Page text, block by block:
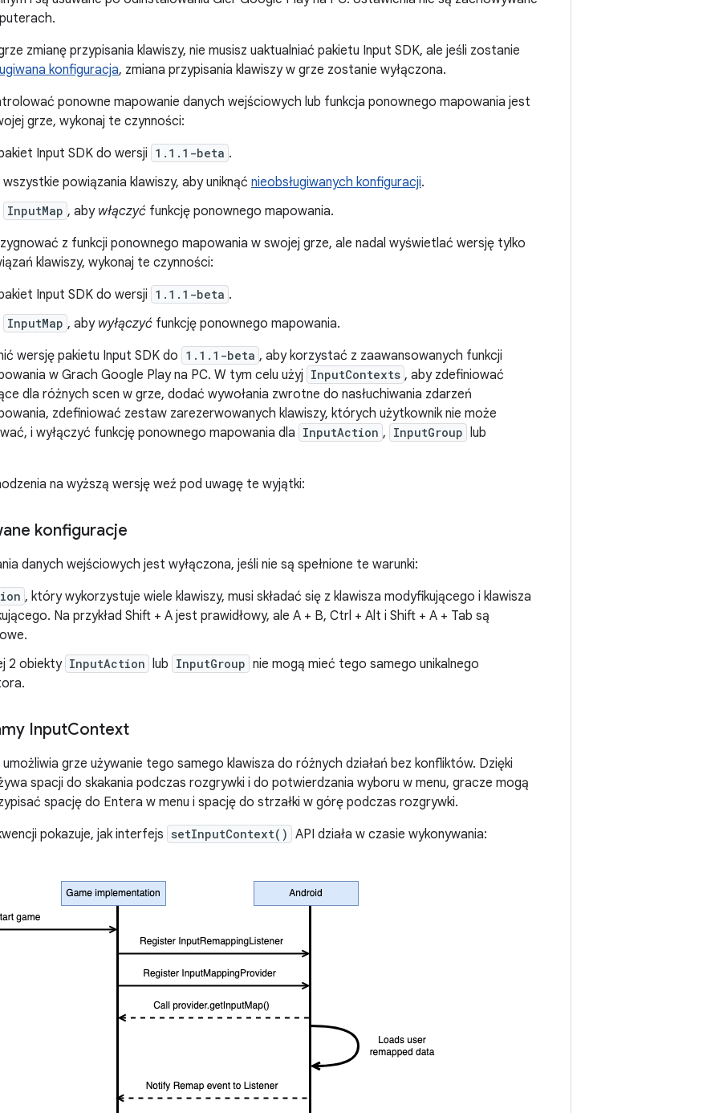
zmianę przypisania klawiszy, nie musisz uaktualniać pakietu Input SDK, ale jeśli zostanie
konfiguracja, zmiana przypisania klawiszy w grze zostanie wyłączona.
ponowne mapowanie danych wejściowych lub funkcja ponownego mapowania jest
grze, wykonaj te czynności:
Input SDK do wersji 1.1.1-beta .
powiązania klawiszy, aby uniknąć nieobsługiwanych konfiguracji.
InputMap , aby włączyć funkcję ponownego mapowania.
z funkcji ponownego mapowania w swojej grze, ale nadal wyświetlać wersję tylko
klawiszy, wykonaj te czynności:
Input SDK do wersji 1.1.1-beta .
InputMap , aby wyłączyć funkcję ponownego mapowania.
wersję pakietu Input SDK do 1.1.1-beta , aby korzystać z zaawansowanych funkcji
w Grach Google Play na PC. W tym celu użyj InputContexts , aby zdefiniować
dla różnych scen w grze, dodać wywołania zwrotne do nasłuchiwania zdarzeń
zdefiniować zestaw zarezerwowanych klawiszy, których użytkownik nie może
i wyłączyć funkcję ponownego mapowania dla InputAction , InputGroup lub
na wyższą wersję weź pod uwagę te wyjątki:
konfiguracje
danych wejściowych jest wyłączona, jeśli nie są spełnione te warunki:
, który wykorzystuje wiele klawiszy, musi składać się z klawisza modyfikującego i klawisza
Na przykład Shift + A jest prawidłowy, ale A + B, Ctrl + Alt i Shift + A + Tab są
2 obiekty InputAction lub InputGroup nie mogą mieć tego samego unikalnego
InputContext
umożliwia grze używanie tego samego klawisza do różnych działań bez konfliktów. Dzięki
spacji do skakania podczas rozgrywki i do potwierdzania wyboru w menu, gracze mogą
spację do Entera w menu i spację do strzałki w górę podczas rozgrywki.
pokazuje, jak interfejs setInputContext() API działa w czasie wykonywania: